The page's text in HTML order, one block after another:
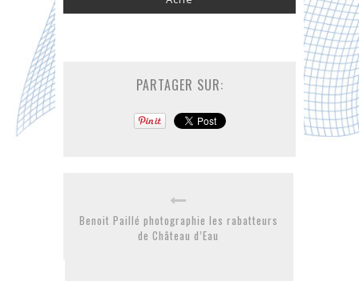
PARTAGER SUR:
Benoit Paillé photographie les rabatteurs
de Château d’Eau